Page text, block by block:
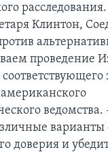
Клинтон,
проведение
американского
варианты
доверия и